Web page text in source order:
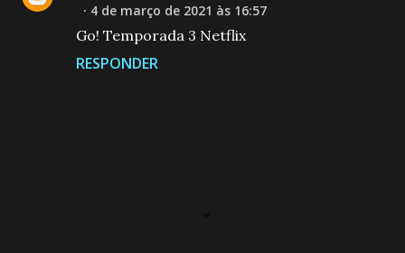
4 de março de 2021 às 16:57
Go! Temporada 3 Netflix
RESPONDER